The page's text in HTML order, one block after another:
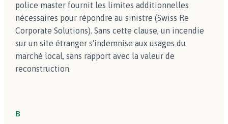
police master fournit les limites additionnelles
nécessaires pour répondre au sinistre (Swiss Re
Corporate Solutions). Sans cette clause, un incendie
sur un site étranger s'indemnise aux usages du
marché local, sans rapport avec la valeur de
reconstruction.
B